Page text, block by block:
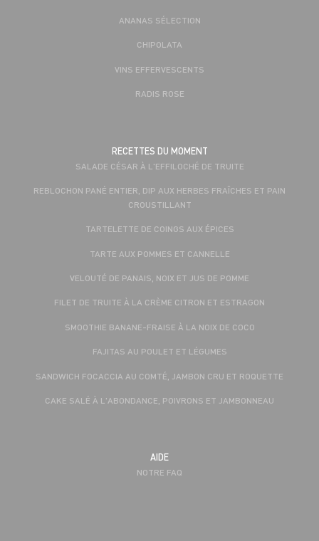
ANANAS SÉLECTION
CHIPOLATA
VINS EFFERVESCENTS
RADIS ROSE
RECETTES DU MOMENT
SALADE CÉSAR À L'EFFILOCHÉ DE TRUITE
REBLOCHON PANÉ ENTIER, DIP AUX HERBES FRAÎCHES ET PAIN
CROUSTILLANT
TARTELETTE DE COINGS AUX ÉPICES
TARTE AUX POMMES ET CANNELLE
VELOUTÉ DE PANAIS, NOIX ET JUS DE POMME
FILET DE TRUITE À LA CRÈME CITRON ET ESTRAGON
SMOOTHIE BANANE-FRAISE À LA NOIX DE COCO
FAJITAS AU POULET ET LÉGUMES
SANDWICH FOCACCIA AU COMTÉ, JAMBON CRU ET ROQUETTE
CAKE SALÉ À L'ABONDANCE, POIVRONS ET JAMBONNEAU
AIDE
NOTRE FAQ